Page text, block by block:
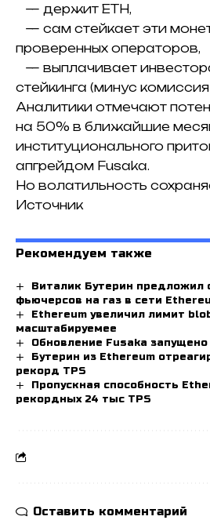
— держит ETH,
— сам стейкает эти
проверенных операторов,
— выплачивает
стейкинга (минус
Аналитики отмечают
на 50% в ближайшие
институционального
апгрейдом Fusaka.
Но волатильность
Источник
Рекомендуем также
Виталик Бутерин предложил
фьючерсов на газ в сети
Ethereum увеличил лимит
масштабируемее
Обновление Fusaka
Бутерин из Ethereum
рекорд TPS
Пропускная способность
рекордных 24 тыс TPS
Оставить комментарий